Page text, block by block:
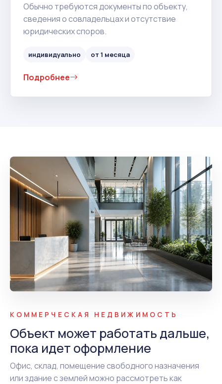
Обычно требуются документы по объекту,
сведения о совладельцах и отсутствие
юридических споров.
индивидуально от 1 месяца
Подробнее
КОММЕРЧЕСКАЯ НЕДВИЖИМОСТЬ
Объект может работать дальше,
пока идет оформление
Офис, склад, помещение свободного назначения
или здание с землей можно рассмотреть как